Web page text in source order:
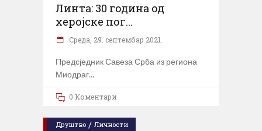
Линта: 30 година од
херојске пог...
Cреда, 29. септембар 2021.
Предсједник Савеза Срба из региона
Миодраг
0 Коментари
Друштво / Личности